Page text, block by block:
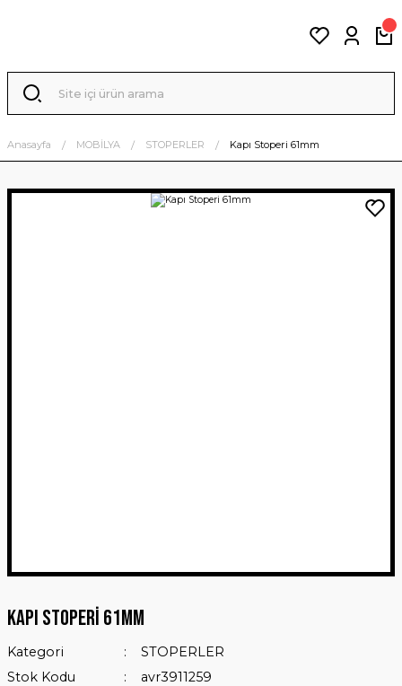
Anasayfa MOBİLYA STOPERLER Kapı Stoperi 61mm
Kapı Stoperi 61mm
Kategori
STOPERLER
Stok Kodu
avr3911259